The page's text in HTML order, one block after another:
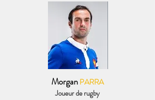
MorganPARRA
Joueur de rugby